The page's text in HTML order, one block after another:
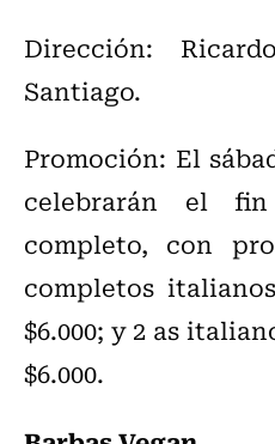
Dirección:
Santiago.
Promoción: El
celebrarán el
completo, con
completos
$6.000; y 2 as
$6.000.